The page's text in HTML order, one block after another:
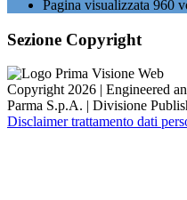
Pagina visualizzata 960
Sezione Copyright
Copyright 2026 | Engineered
Parma S.p.A. | Divisione
Disclaimer trattamento dati